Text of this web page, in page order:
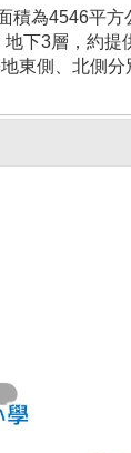
為4546平
下3層，約提
東側、北側